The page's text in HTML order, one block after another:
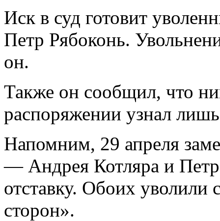
Иск в суд готовит
Петр Рябоконь.
он.
Также он сообщил, что
распоряжении узнал
Напомним, 29 апреля
— Андрея Котляра и
отставку. Обоих уволили
сторон».